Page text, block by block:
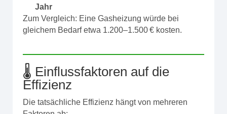
Jahr
Zum Vergleich: Eine Gasheizung würde bei
gleichem Bedarf etwa 1.200–1.500 € kosten.
🌡️ Einflussfaktoren auf die
Effizienz
Die tatsächliche Effizienz hängt von mehreren